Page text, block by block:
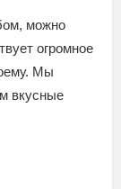
можно
огромное
Мы
вкусные